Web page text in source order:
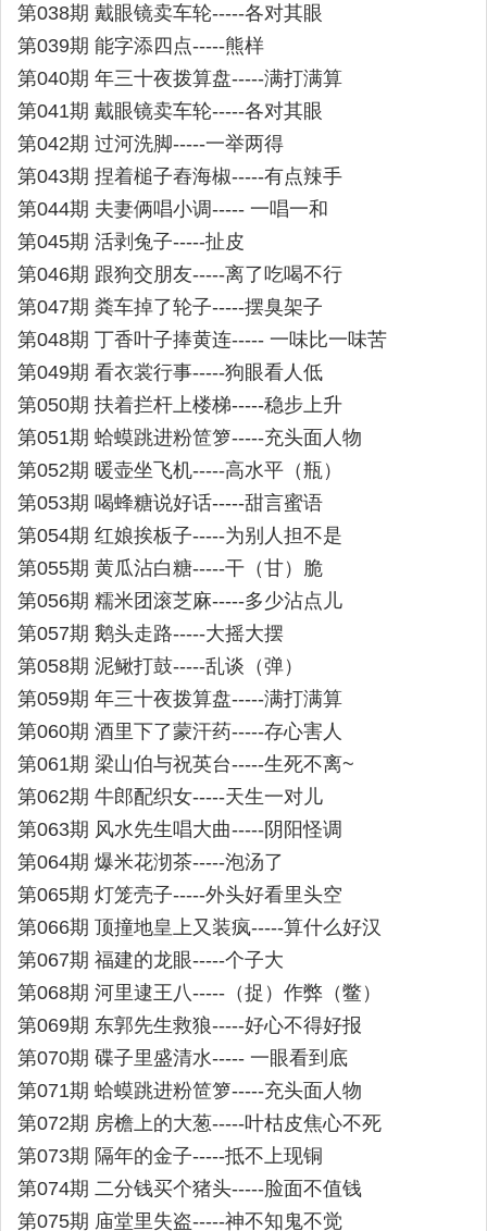
第038期 戴眼镜卖车轮-----各对其眼
第039期 能字添四点-----熊样
第040期 年三十夜拨算盘-----满打满算
第041期 戴眼镜卖车轮-----各对其眼
第042期 过河洗脚-----一举两得
第043期 捏着槌子舂海椒-----有点辣手
第044期 夫妻俩唱小调----- 一唱一和
第045期 活剥兔子-----扯皮
第046期 跟狗交朋友-----离了吃喝不行
第047期 粪车掉了轮子-----摆臭架子
第048期 丁香叶子捧黄连----- 一味比一味苦
第049期 看衣裳行事-----狗眼看人低
第050期 扶着拦杆上楼梯-----稳步上升
第051期 蛤蟆跳进粉笸箩-----充头面人物
第052期 暖壶坐飞机-----高水平（瓶）
第053期 喝蜂糖说好话-----甜言蜜语
第054期 红娘挨板子-----为别人担不是
第055期 黄瓜沾白糖-----干（甘）脆
第056期 糯米团滚芝麻-----多少沾点儿
第057期 鹅头走路-----大摇大摆
第058期 泥鳅打鼓-----乱谈（弹）
第059期 年三十夜拨算盘-----满打满算
第060期 酒里下了蒙汗药-----存心害人
第061期 梁山伯与祝英台-----生死不离~
第062期 牛郎配织女-----天生一对儿
第063期 风水先生唱大曲-----阴阳怪调
第064期 爆米花沏茶-----泡汤了
第065期 灯笼壳子-----外头好看里头空
第066期 顶撞地皇上又装疯-----算什么好汉
第067期 福建的龙眼-----个子大
第068期 河里逮王八-----（捉）作弊（鳖）
第069期 东郭先生救狼-----好心不得好报
第070期 碟子里盛清水----- 一眼看到底
第071期 蛤蟆跳进粉笸箩-----充头面人物
第072期 房檐上的大葱-----叶枯皮焦心不死
第073期 隔年的金子-----抵不上现铜
第074期 二分钱买个猪头-----脸面不值钱
第075期 庙堂里失盗-----神不知鬼不觉